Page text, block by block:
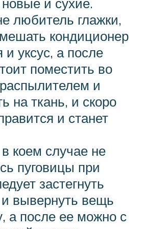
любитель глажки,
кондиционер
уксус, а после
поместить во
и
на ткань, и скоро
и станет
коем случае не
пуговицы при
застегнуть
вывернуть вещь
а после ее можно с